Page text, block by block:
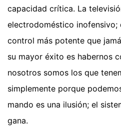
capacidad crítica. La
electrodoméstico inofensivo;
control más potente que
su mayor éxito es habernos
nosotros somos los que
simplemente porque
mando es una ilusión; el
gana.